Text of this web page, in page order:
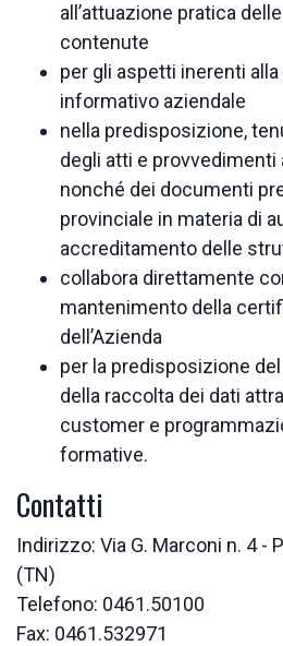
all’attuazione pratica
contenute
per gli aspetti inerenti
informativo aziendale
nella predisposizione,
degli atti e
nonché dei documenti
provinciale in materia di
accreditamento delle
collabora direttamente
mantenimento della
dell’Azienda
per la predisposizione
della raccolta dei dati
customer e
formative.
Contatti
Indirizzo: Via G. Marconi n. 4 -
(TN)
Telefono: 0461.50100
Fax: 0461.532971